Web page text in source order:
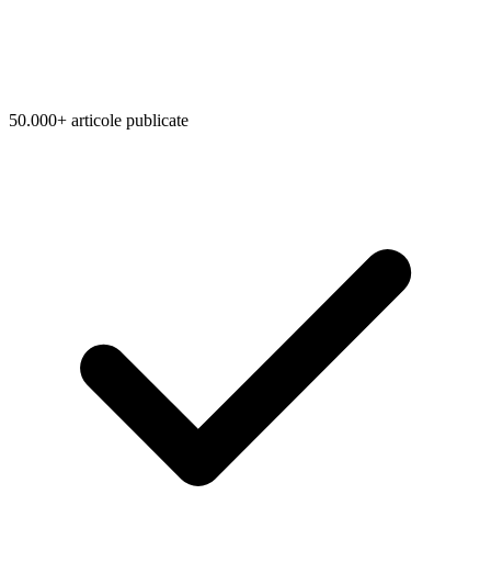
50.000+ articole publicate